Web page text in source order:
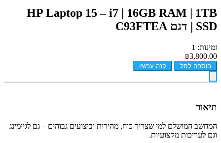
HP Laptop 15 – i7 | 16GB RAM | 1TB
SSD | דגם C93FTEA
זמינות: 1
₪3,800.00
הוספה לסל קנה עכשיו
תיאור
המחשב המושלם למי שצריך כוח, מהירות וביצועים גבוהים – גם לגיימינג
וגם לעריכות מקצועיות.